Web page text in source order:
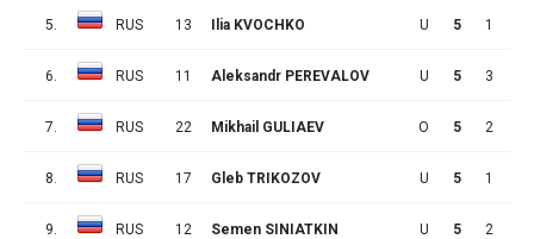
5. RUS 13 Ilia KVOCHKO U 5 1
6. RUS 11 Aleksandr PEREVALOV U 5 3
7. RUS 22 Mikhail GULIAEV O 5 2
8. RUS 17 Gleb TRIKOZOV U 5 1
9. RUS 12 Semen SINIATKIN U 5 2